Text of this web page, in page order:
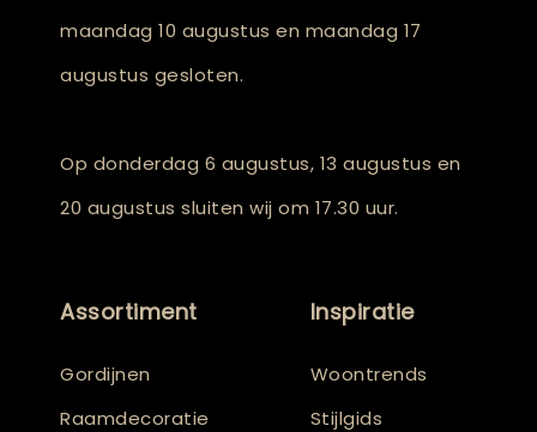
maandag 10 augustus en maandag 17
augustus gesloten.
Op donderdag 6 augustus, 13 augustus en
20 augustus sluiten wij om 17.30 uur.
Assortiment
Gordijnen
Raamdecoratie
Inspiratie
Woontrends
Stijlgids